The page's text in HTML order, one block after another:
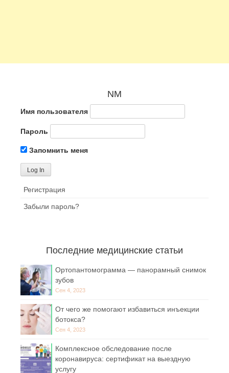
NM
Имя пользователя
Пароль
Запомнить меня
Регистрация
Забыли пароль?
Последние медицинские статьи
Ортопантомограмма — панорамный снимок
зубов
Сен 4, 2023
От чего же помогают избавиться инъекции
ботокса?
Сен 4, 2023
Комплексное обследование после
коронавируса: сертификат на выездную
услугу